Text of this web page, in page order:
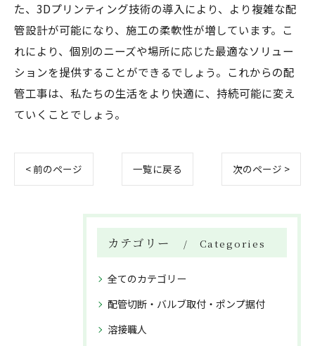
た、3Dプリンティング技術の導入により、より複雑な配
管設計が可能になり、施工の柔軟性が増しています。こ
れにより、個別のニーズや場所に応じた最適なソリュー
ションを提供することができるでしょう。これからの配
管工事は、私たちの生活をより快適に、持続可能に変え
ていくことでしょう。
< 前のページ 一覧に戻る 次のページ >
カテゴリー Categories
全てのカテゴリー
配管切断・バルブ取付・ポンプ据付
溶接職人